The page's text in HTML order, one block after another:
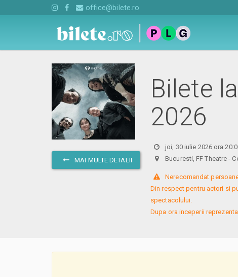
office@bilete.ro
MAI MULTE DETALII
Bilete
2026
joi, 30 iulie 2026 ora
Bucuresti, FF Theatre
Nerecomandat
Din respect pentru actori si
spectacolului.
Dupa ora inceperii